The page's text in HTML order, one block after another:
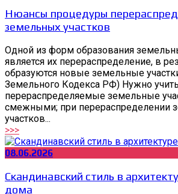
Нюансы процедуры
земельных участков
Одной из форм образования
является их перераспределение, в
образуются новые земельные
Земельного Кодекса РФ) Нужно
перераспределяемые земельные
смежными; при перераспределении
участков...
>>>
08.06.2026
Скандинавский стиль в
дома